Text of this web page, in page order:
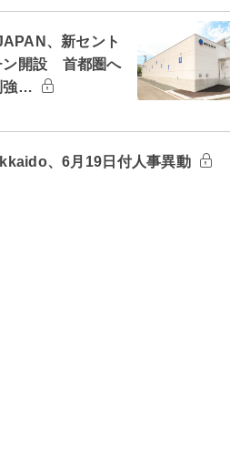
、新セント
ン開設 首都圏へ
強…
、6月19日付人事異動